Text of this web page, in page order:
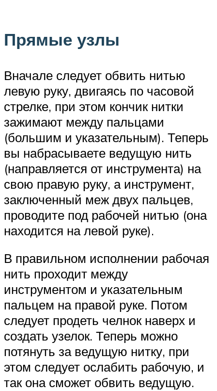
Прямые узлы
Вначале следует обвить нитью
левую руку, двигаясь по часовой
стрелке, при этом кончик нитки
зажимают между пальцами
(большим и указательным). Теперь
вы набрасываете ведущую нить
(направляется от инструмента) на
свою правую руку, а инструмент,
заключенный меж двух пальцев,
проводите под рабочей нитью (она
находится на левой руке).
В правильном исполнении рабочая
нить проходит между
инструментом и указательным
пальцем на правой руке. Потом
следует продеть челнок наверх и
создать узелок. Теперь можно
потянуть за ведущую нитку, при
этом следует ослабить рабочую, и
так она сможет обвить ведущую.